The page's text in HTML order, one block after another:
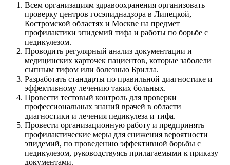
Всем организациям здравоохранения организовать
проверку центров госэпиднадзора в Липецкой,
Костромской областях и Москве на предмет
профилактики эпидемий тифа и работы по борьбе с
педикулезом.
Проводить регулярный анализ документации и
медицинских карточек пациентов, которые заболели
сыпным тифом или болезнью Брилла.
Разработать стандарты по правильной диагностике и
эффективному лечению таких больных.
Провести тестовый контроль для проверки
профессиональных знаний врачей в области
диагностики и лечения педикулеза и тифа.
Провести организационную работу и предпринять
профилактические меры для снижения вероятности
эпидемий, по проведению эффективной борьбы с
педикулезом, руководствуясь прилагаемыми к приказу
документами.